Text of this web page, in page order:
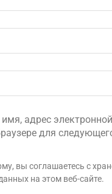
адрес
для
вы соглашаетесь с
на этом веб-сайте.